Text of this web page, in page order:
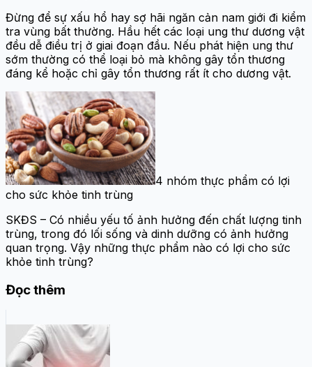
Đừng để sự xấu hổ hay sợ hãi ngăn cản nam giới đi kiểm
tra vùng bất thường. Hầu hết các loại ung thư dương vật
đều dễ điều trị ở giai đoạn đầu. Nếu phát hiện ung thư
sớm thường có thể loại bỏ mà không gây tổn thương
đáng kể hoặc chỉ gây tổn thương rất ít cho dương vật.
4 nhóm thực phẩm có lợi
cho sức khỏe tinh trùng
SKĐS – Có nhiều yếu tố ảnh hưởng đến chất lượng tinh
trùng, trong đó lối sống và dinh dưỡng có ảnh hưởng
quan trọng. Vậy những thực phẩm nào có lợi cho sức
khỏe tinh trùng?
Đọc thêm